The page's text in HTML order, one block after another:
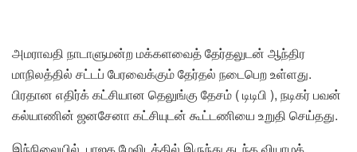
அமராவதி நாடாளுமன்ற மக்களவைத் தேர்தலுடன் ஆந்திர
மாநிலத்தில் சட்டப் பேரவைக்கும் தேர்தல் நடைபெற உள்ளது.
பிரதான எதிர்க் கட்சியான தெலுங்கு தேசம் ( டிடிபி ), நடிகர் பவன்
கல்யாணின் ஜனசேனா கட்சியுடன் கூட்டணியை உறுதி செய்தது.
இந்நிலையில், பாஜக மேலிடத்தில் இருந்து கடந்த வியாழக்